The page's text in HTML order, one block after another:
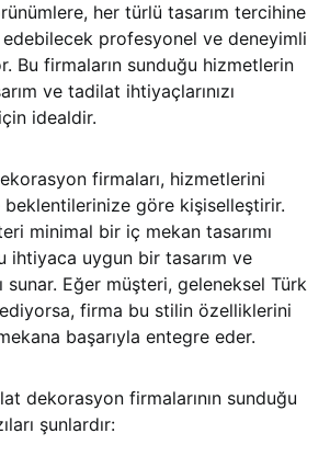
her türlü tasarım tercihine
profesyonel ve deneyimli
Bu firmaların sunduğu hizmetlerin
ve tadilat ihtiyaçlarınızı
idealdir.
firmaları, hizmetlerini
beklentilerinize göre kişiselleştirir.
minimal bir iç mekan tasarımı
ihtiyaca uygun bir tasarım ve
sunar. Eğer müşteri, geleneksel Türk
ediyorsa, firma bu stilin özelliklerini
başarıyla entegre eder.
dekorasyon firmalarının sunduğu
şunlardır: